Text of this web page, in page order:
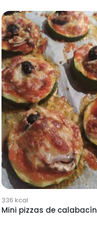
336 kcal
Mini pizzas de calabacín